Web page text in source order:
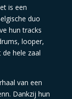
is een
duo
hun tracks
looper,
hele zaal
van een
Dankzij hun